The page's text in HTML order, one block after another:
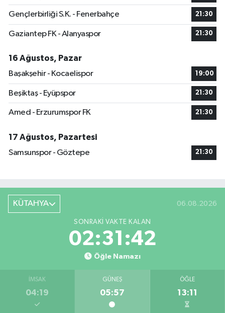
Gençlerbirliği S.K. - Fenerbahçe 21:30
Gaziantep FK - Alanyaspor 21:30
16 Ağustos, Pazar
Başakşehir - Kocaelispor
19:00
Beşiktaş - Eyüpspor 21:30
Amed - Erzurumspor FK 21:30
17 Ağustos, Pazartesi
Samsunspor - Göztepe
21:30
KÜTAHYA 06.08.2026
SONRAKI VAKTE KALAN
02:31:41
Öğle Namazı
İMSAK
04:19
GÜNEŞ
05:57
ÖĞLE
13:11